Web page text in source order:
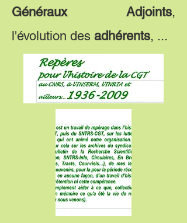
Généraux Adjoints,
l'évolution des adhérents, ...